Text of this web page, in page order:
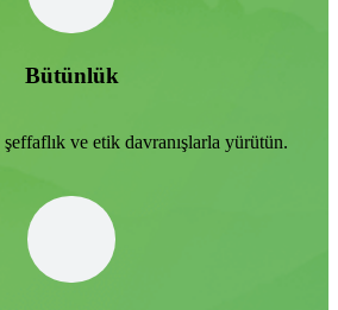
Bütünlük
ve etik davranışlarla yürütün.